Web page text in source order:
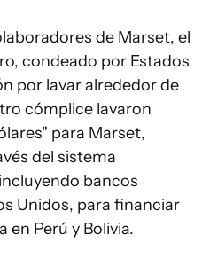
de Marset, el
condeado por Estados
por lavar alrededor de
cómplice lavaron
para Marset,
del sistema
bancos
Unidos, para financiar
en Perú y Bolivia.